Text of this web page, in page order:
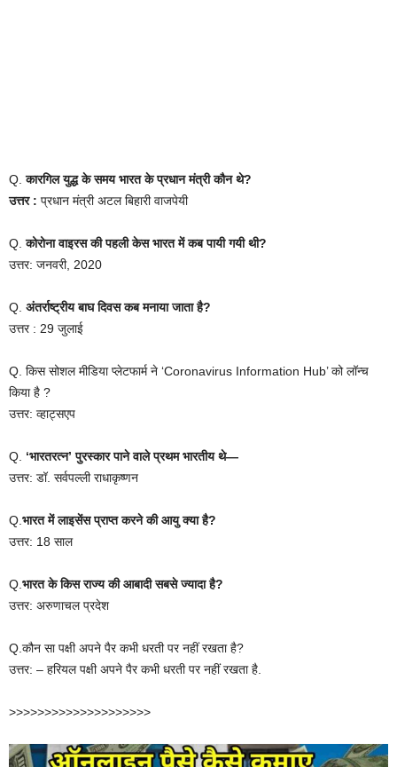
Q.कारगिल युद्ध के समय भारत के प्रधान मंत्री कौन थे?
उत्तर : प्रधान मंत्री अटल बिहारी वाजपेयी
Q.कोरोना वाइरस की पहली केस भारत में कब पायी गयी थी?
उत्तर: जनवरी, 2020
Q. अंतर्राष्ट्रीय बाघ दिवस कब मनाया जाता है?
उत्तर : 29 जुलाई
Q. किस सोशल मीडिया प्लेटफार्म ने ‘Coronavirus Information Hub’ को लॉन्च
किया है ?
उत्तर: व्हाट्सएप
Q. ‘भारतरत्न’ पुरस्कार पाने वाले प्रथम भारतीय थे—
उत्तर: डॉ. सर्वपल्ली राधाकृष्णन
Q. भारत में लाइसेंस प्राप्त करने की आयु क्या है?
उत्तर: 18 साल
Q. भारत के किस राज्य की आबादी सबसे ज्यादा है?
उत्तर: अरुणाचल प्रदेश
Q.कौन सा पक्षी अपने पैर कभी धरती पर नहीं रखता है?
उत्तर: – हरियल पक्षी अपने पैर कभी धरती पर नहीं रखता है.
>>>>>>>>>>>>>>>>>>>>